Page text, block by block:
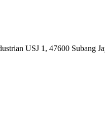
USJ 1, 47600 Subang